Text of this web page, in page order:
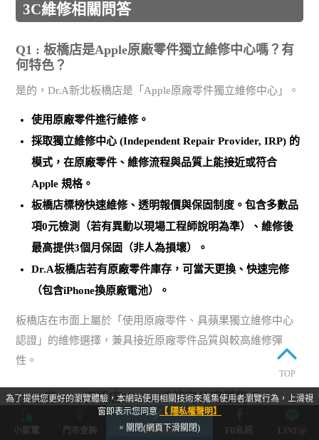
3C維修相關問答
Q1 : 板橋店是Apple原廠零件獨立維修中心嗎？有
何特色？
是的，Dr.A新北板橋店是「Apple原廠零件獨立維修中心」。
使用原廠零件進行維修。
採取獨立維修中心 (Independent Repair Provider, IRP) 的
模式，在原廠零件、維修流程與品質上能接近或符合
Apple 規格。
板橋店標榜快速維修、透明報價與保固制度 。包含多數品
項0元檢測（若有異動以現場工程師說明為準）、維修後
最高提供3個月保固（非人為損壞）。
Dr.A板橋店若有原廠零件庫存，可當天更換、快速完修
（包含iPhone換原廠電池）。
板橋店在市面上屬於「使用原廠零件、具蘋果獨立維修中心
認證」的維修選擇，兼具接近原廠零件品質與較高維修彈
性。
Q2 : 去Dr.A板橋店iPhone維修有什麼優勢？
Dr.A板橋店在iPhone維修上有下列幾項明顯優勢：
小家電 門市查詢 立即預約 FB私訊 LINE@
為了提供您更好的瀏覽體驗，本網站使用相關技術來蒐集使用者瀏覽行為，上滑視
窗即表示您同意 【 隱私權聲明】
× 關閉(網頁下滑關閉)
TOP